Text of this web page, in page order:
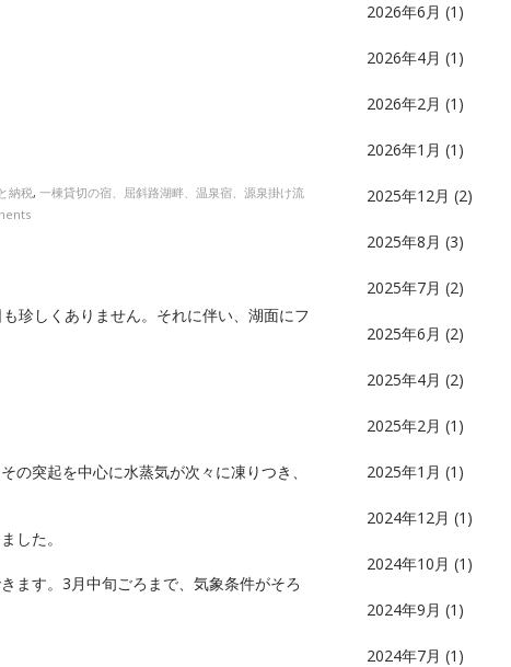
納税, 一棟貸切の宿、屈斜路湖畔、温泉宿、源泉掛け流
珍しくありません。それに伴い、湖面にフ
突起を中心に水蒸気が次々に凍りつき、
した。
ます。3月中旬ごろまで、気象条件がそろ
2026年6月 (1)
2026年4月 (1)
2026年2月 (1)
2026年1月 (1)
2025年12月 (2)
2025年8月 (3)
2025年7月 (2)
2025年6月 (2)
2025年4月 (2)
2025年2月 (1)
2025年1月 (1)
2024年12月 (1)
2024年10月 (1)
2024年9月 (1)
2024年7月 (1)